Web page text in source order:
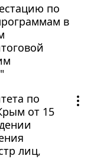
по
в
по
от 15
лиц,